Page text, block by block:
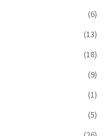
(6)
(13)
(18)
(9)
(1)
(5)